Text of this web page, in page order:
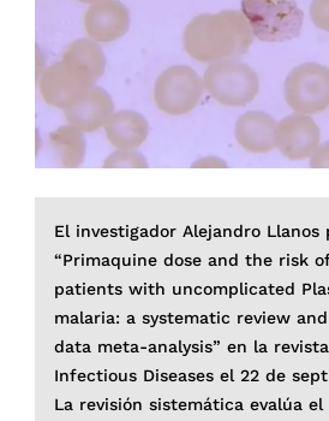
El investigador Alejandro
“Primaquine dose and the risk
patients with uncomplicated
malaria: a systematic review
data meta-analysis” en la
Infectious Diseases el 22 de
La revisión sistemática evalúa el